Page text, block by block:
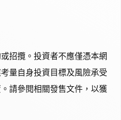
招攬。投資者不應僅憑本網
量自身投資目標及風險承受
請參閱相關發售文件，以獲